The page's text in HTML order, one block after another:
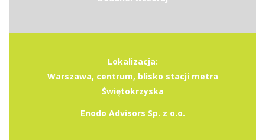
Lokalizacja:
Warszawa, centrum, blisko stacji metra
Świętokrzyska
Enodo Advisors Sp. z o.o.